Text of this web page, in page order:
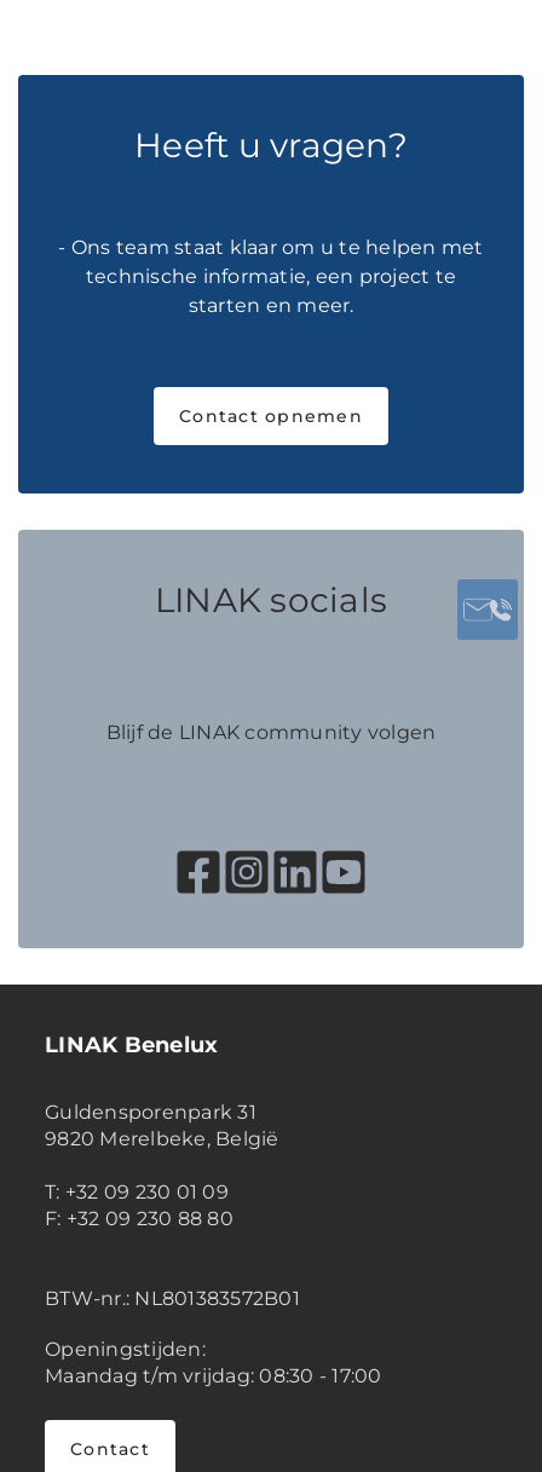
Heeft u vragen?
- Ons team staat klaar om u te helpen met
technische informatie, een project te
starten en meer.
Contact opnemen
LINAK socials
Blijf de LINAK community volgen
LINAK Benelux
Guldensporenpark 31
9820 Merelbeke, België
T: +32 09 230 01 09
F: +32 09 230 88 80
BTW-nr.: NL801383572B01
Openingstijden:
Maandag t/m vrijdag: 08:30 - 17:00
Contact